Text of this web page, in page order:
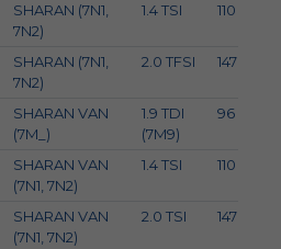
SHARAN (7N1,
7N2)
1.4 TSI 110
SHARAN (7N1,
7N2)
2.0 TFSI 147
SHARAN VAN
(7M_)
1.9 TDI
(7M9)
96
SHARAN VAN
(7N1, 7N2)
1.4 TSI 110
SHARAN VAN
(7N1, 7N2)
2.0 TSI 147